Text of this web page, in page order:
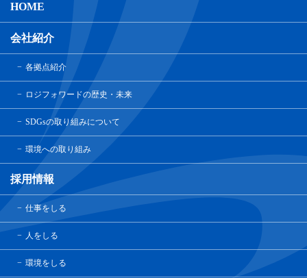
HOME
会社紹介
各拠点紹介
ロジフォワードの歴史・未来
SDGsの取り組みについて
環境への取り組み
採用情報
仕事をしる
人をしる
環境をしる